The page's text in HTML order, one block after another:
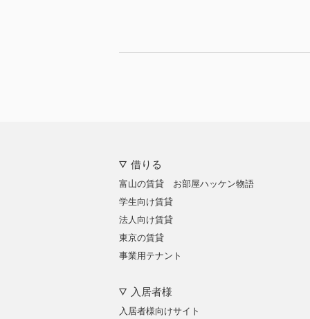
借りる
富山の賃貸 お部屋ハッケン物語
学生向け賃貸
法人向け賃貸
東京の賃貸
事業用テナント
入居者様
入居者様向けサイト